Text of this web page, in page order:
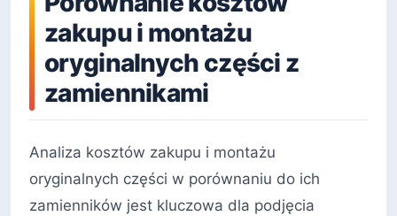
zakupu i montażu
oryginalnych części z
zamiennikami
Analiza kosztów zakupu i montażu
oryginalnych części w porównaniu do ich
zamienników jest kluczowa dla podjęcia